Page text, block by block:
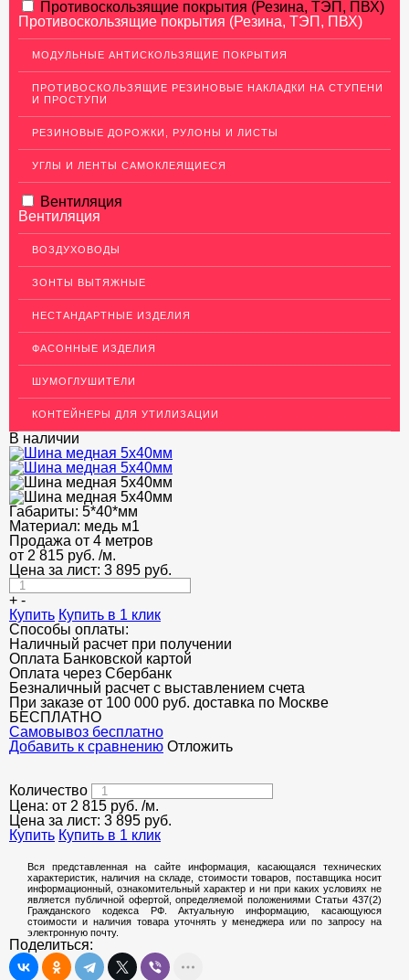
АЛЮМИНИЕВЫЙ ПРОКАТ
НЕРЖАВЕЮЩАЯ СТАЛЬ
МЕДНЫЙ ПРОКАТ
Медный лист (листовая медь)
Медная панель
Медный (круг) пруток
Шины медные
Крепеж из меди
Медные трубы
Изделия из Меди
Кабель, провод медный
ЛАТУННЫЙ ПРОКАТ
ДЕКОР НЕРЖАВЕЙКА
ОГРАЖДЕНИЯ ДЛЯ ЛЕСТНИЦ
ЭЛЕКТРОДЫ
ДЕКОРАТИВНЫЙ УГОЛОК
МЕТАЛЛИЧЕСКИЕ ПОРОГИ НАПОЛЬНЫЕ (ДЛЯ ПОЛА),
РАСКЛАДКА, ПЛИНТУС
ПОТОЛКИ
АКЦИИ
НЕДОРОГОЙ МЕТАЛЛОПРОКАТ
Противоскользящие покрытия (Резина, ТЭП, ПВХ)
Противоскользящие покрытия (Резина, ТЭП, ПВХ)
МОДУЛЬНЫЕ АНТИСКОЛЬЗЯЩИЕ ПОКРЫТИЯ
ПРОТИВОСКОЛЬЗЯЩИЕ РЕЗИНОВЫЕ НАКЛАДКИ НА СТУПЕНИ
И ПРОСТУПИ
РЕЗИНОВЫЕ ДОРОЖКИ, РУЛОНЫ И ЛИСТЫ
УГЛЫ И ЛЕНТЫ САМОКЛЕЯЩИЕСЯ
Вентиляция
Вентиляция
ВОЗДУХОВОДЫ
ЗОНТЫ ВЫТЯЖНЫЕ
НЕСТАНДАРТНЫЕ ИЗДЕЛИЯ
ФАСОННЫЕ ИЗДЕЛИЯ
ШУМОГЛУШИТЕЛИ
КОНТЕЙНЕРЫ ДЛЯ УТИЛИЗАЦИИ
В наличии
Габариты: 5*40*мм
Материал: медь м1
Продажа от 4 метров
от 2 815 руб. /м.
Цена за лист: 3 895 руб.
+ -
Купить Купить в 1 клик
Способы оплаты:
Наличный расчет при получении
Оплата Банковской картой
Оплата через Сбербанк
Безналичный расчет с выставлением счета
При заказе от 100 000 руб. доставка по Москве
БЕСПЛАТНО
Cамовывоз бесплатно
Добавить к сравнению Отложить
Количество
Цена: от 2 815 руб. /м.
Цена за лист: 3 895 руб.
Купить Купить в 1 клик
Вся представленная на сайте информация, касающаяся технических
характеристик, наличия на складе, стоимости товаров, поставщика носит
информационный, ознакомительный характер и ни при каких условиях не
является публичной офертой, определяемой положениями Статьи 437(2)
Гражданского кодекса РФ. Актуальную информацию, касающуюся
стоимости и наличия товара уточнять у менеджера или по запросу на
электронную почту.
Поделиться: